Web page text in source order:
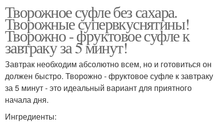
Творожное суфле без сахара.
Творожные супервкуснятины!
Творожно - фруктовое суфле к
завтраку за 5 минут!
Завтрак необходим абсолютно всем, но и готовиться он
должен быстро. Творожно - фруктовое суфле к завтраку
за 5 минут - это идеальный вариант для приятного
начала дня.
Ингредиенты: